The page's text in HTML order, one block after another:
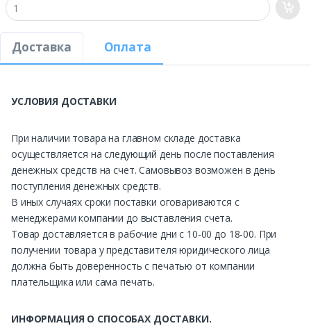
Доставка Оплата
УСЛОВИЯ ДОСТАВКИ
При наличии товара на главном складе доставка
осуществляется на следующий день после поставления
денежных средств на счет. Самовывоз возможен в день
поступления денежных средств.
В иных случаях сроки поставки оговариваются с
менеджерами компании до выставления счета.
Товар доставляется в рабочие дни с 10-00 до 18-00. При
получении товара у представителя юридического лица
должна быть доверенность с печатью от компании
плательщика или сама печать.
ИНФОРМАЦИЯ О СПОСОБАХ ДОСТАВКИ.